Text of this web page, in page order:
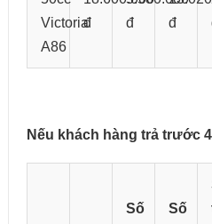
Victoria
A86
đ
đ
đ
Nếu khách hàng trả trước
Số
Số